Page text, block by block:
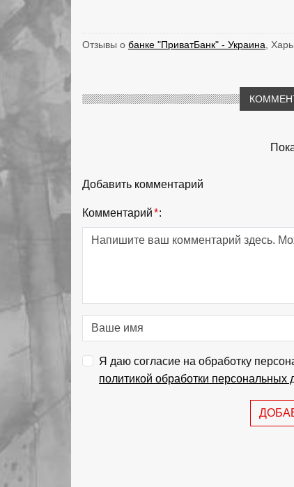
Отзывы о банке "ПриватБанк" - Украина ,
Добавить комментарий
Комментарий*:
Я даю согласие на обработку
политикой обработки персональных